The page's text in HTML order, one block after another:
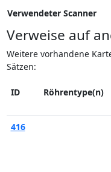
Verwendeter Scanner
Verweise auf
Weitere vorhandene
Sätzen:
ID Röhrentype(n)
416